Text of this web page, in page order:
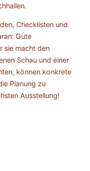
Checklisten und
Gute
sie macht den
Schau und einer
können konkrete
Planung zu
Ausstellung!